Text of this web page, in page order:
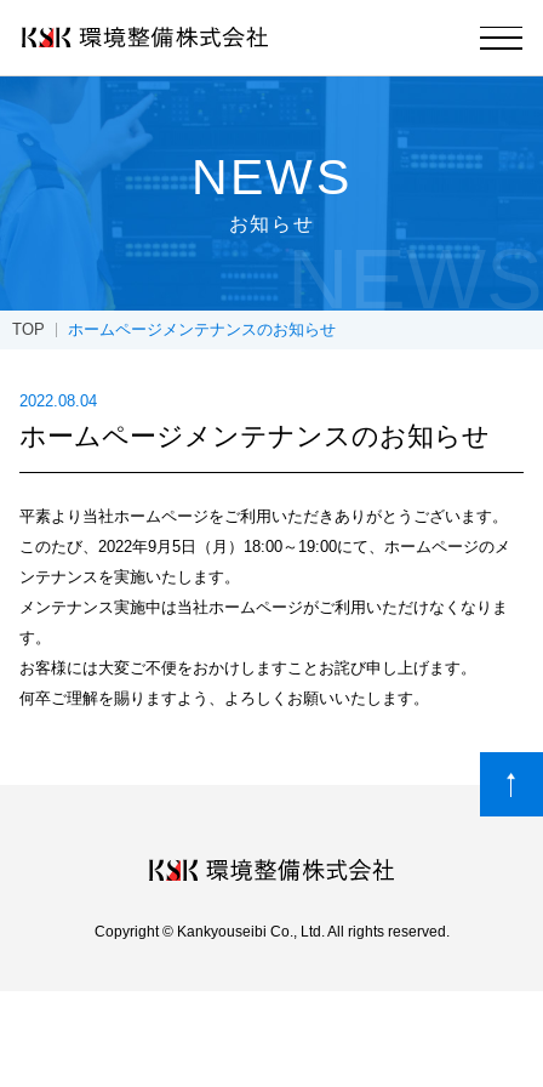
NEWS
お知らせ
NEWS
TOP ホームページメンテナンスのお知らせ
2022.08.04
ホームページメンテナンスのお知らせ
平素より当社ホームページをご利用いただきありがとうございます。
このたび、2022年9月5日（月）18:00～19:00にて、ホームページのメ
ンテナンスを実施いたします。
メンテナンス実施中は当社ホームページがご利用いただけなくなりま
す。
お客様には大変ご不便をおかけしますことお詫び申し上げます。
何卒ご理解を賜りますよう、よろしくお願いいたします。
Copyright © Kankyouseibi Co., Ltd. All rights reserved.